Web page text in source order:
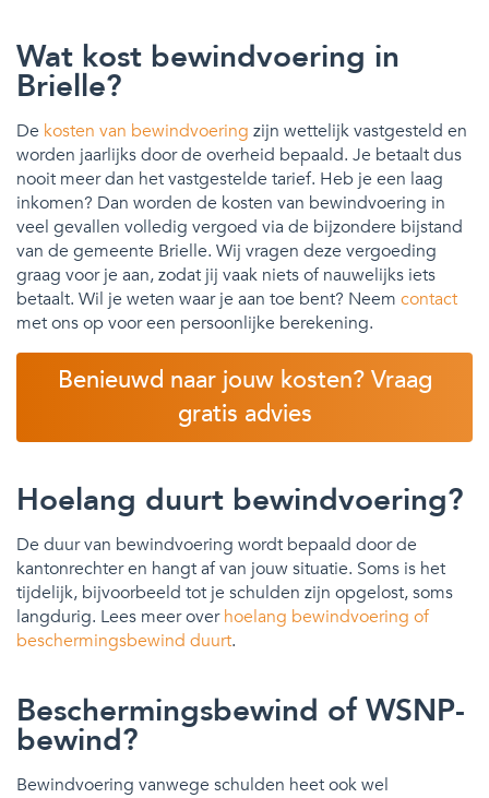
Wat kost bewindvoering in
Brielle?
De kosten van bewindvoering zijn wettelijk vastgesteld en
worden jaarlijks door de overheid bepaald. Je betaalt dus
nooit meer dan het vastgestelde tarief. Heb je een laag
inkomen? Dan worden de kosten van bewindvoering in
veel gevallen volledig vergoed via de bijzondere bijstand
van de gemeente Brielle. Wij vragen deze vergoeding
graag voor je aan, zodat jij vaak niets of nauwelijks iets
betaalt. Wil je weten waar je aan toe bent? Neem contact
met ons op voor een persoonlijke berekening.
Benieuwd naar jouw kosten? Vraag
gratis advies
Hoelang duurt bewindvoering?
De duur van bewindvoering wordt bepaald door de
kantonrechter en hangt af van jouw situatie. Soms is het
tijdelijk, bijvoorbeeld tot je schulden zijn opgelost, soms
langdurig. Lees meer overhoelang bewindvoering of
beschermingsbewind duurt.
Beschermingsbewind of WSNP-
bewind?
Bewindvoering vanwege schulden heet ook wel